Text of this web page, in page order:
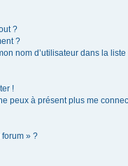
?
?
nom d’utilisateur dans la liste
!
peux à présent plus me
» ?